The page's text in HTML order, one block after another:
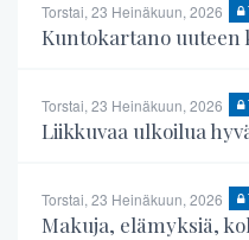
Torstai, 23 Heinäkuun, 2026
Kuntokartano uuteen
Torstai, 23 Heinäkuun, 2026
Liikkuvaa ulkoilua
Torstai, 23 Heinäkuun, 2026
Makuja, elämyksiä,